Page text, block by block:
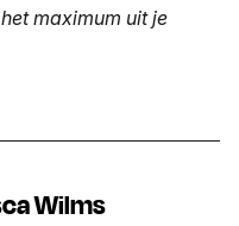
maximum uit je
Wilms